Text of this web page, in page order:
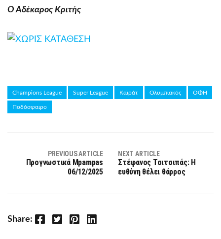
Ο Αδέκαρος Κριτής
Champions League Super League Καϊράτ Ολυμπιακός ΟΦΗ
Ποδόσφαιρο
PREVIOUS ARTICLE
Προγνωστικά Mpampas
06/12/2025
NEXT ARTICLE
Στέφανος Τσιτσιπάς: Η
ευθύνη θέλει θάρρος
Share: Facebook Twitter Pinterest LinkedIn